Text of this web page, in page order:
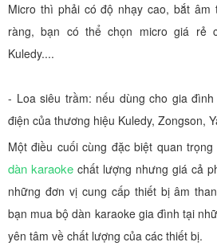
Micro thì phải có độ nhạy cao, bắt
ràng, bạn có thể chọn micro giá rẻ
Kuledy....
- Loa siêu trầm: nếu dùng cho gia
điện của thương hiệu Kuledy, Zongson,
Một điều cuối cùng đặc biệt quan
dàn karaoke chất lượng nhưng giá cả
những đơn vị cung cấp thiết bị âm
bạn mua bộ dàn karaoke gia đình tại
yên tâm về chất lượng của các thiết bị.